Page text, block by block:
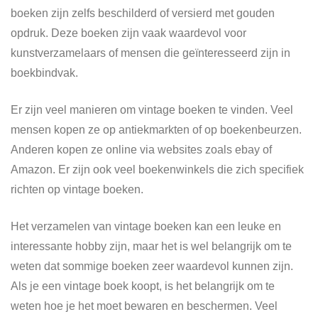
boeken zijn zelfs beschilderd of versierd met gouden
opdruk. Deze boeken zijn vaak waardevol voor
kunstverzamelaars of mensen die geïnteresseerd zijn in
boekbindvak.
Er zijn veel manieren om vintage boeken te vinden. Veel
mensen kopen ze op antiekmarkten of op boekenbeurzen.
Anderen kopen ze online via websites zoals ebay of
Amazon. Er zijn ook veel boekenwinkels die zich specifiek
richten op vintage boeken.
Het verzamelen van vintage boeken kan een leuke en
interessante hobby zijn, maar het is wel belangrijk om te
weten dat sommige boeken zeer waardevol kunnen zijn.
Als je een vintage boek koopt, is het belangrijk om te
weten hoe je het moet bewaren en beschermen. Veel